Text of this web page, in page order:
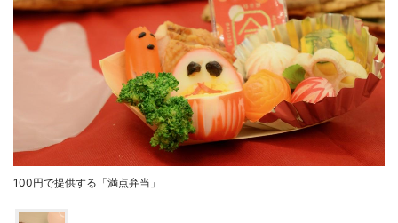
100円で提供する「満点弁当」